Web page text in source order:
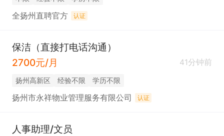
全扬州直聘官方 认证
保洁（直接打电话沟通）
2700元/月
41分钟前
扬州高新区 经验不限 学历不限
扬州市永祥物业管理服务有限公司 认证
人事助理/文员